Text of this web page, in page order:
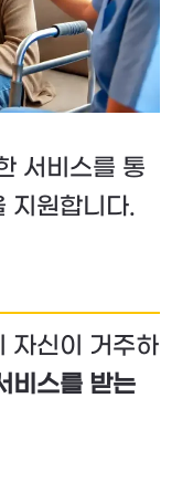
서비스를 통
지원합니다.
자신이 거주하
비스를 받는